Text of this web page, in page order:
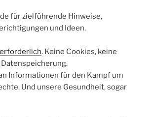
für zielführende Hinweise,
und Ideen.
erforderlich. Keine Cookies, keine
Informationen für den Kampf um
Und unsere Gesundheit, sogar